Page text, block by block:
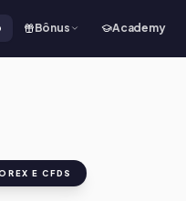
Bônus Academy
E CFDS